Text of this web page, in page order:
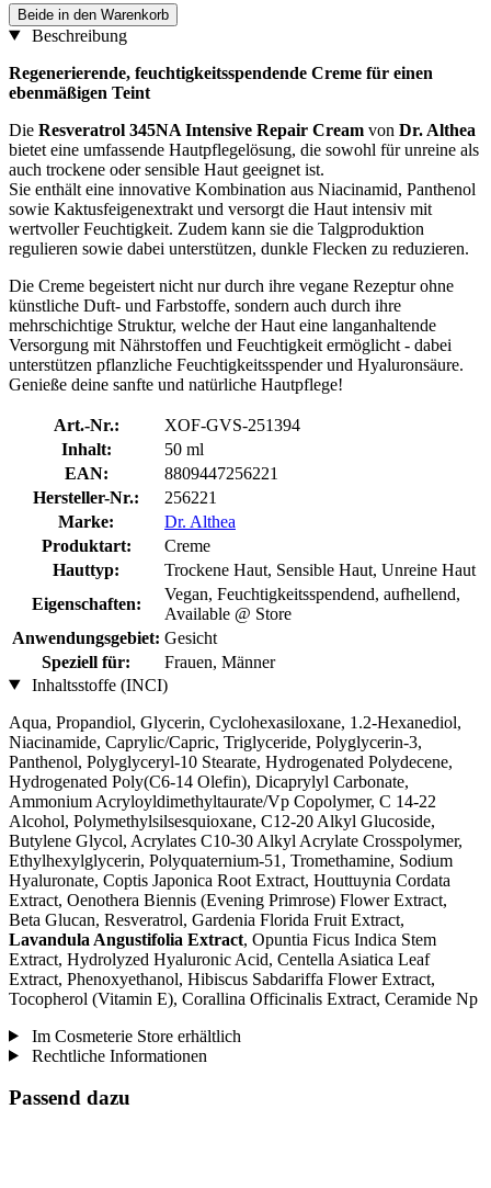
Beide in den Warenkorb
Beschreibung
Regenerierende, feuchtigkeitsspendende Creme für einen
ebenmäßigen Teint
Die Resveratrol 345NA Intensive Repair Cream von Dr. Althea
bietet eine umfassende Hautpflegelösung, die sowohl für unreine als
auch trockene oder sensible Haut geeignet ist.
Sie enthält eine innovative Kombination aus Niacinamid, Panthenol
sowie Kaktusfeigenextrakt und versorgt die Haut intensiv mit
wertvoller Feuchtigkeit. Zudem kann sie die Talgproduktion
regulieren sowie dabei unterstützen, dunkle Flecken zu reduzieren.
Die Creme begeistert nicht nur durch ihre vegane Rezeptur ohne
künstliche Duft- und Farbstoffe, sondern auch durch ihre
mehrschichtige Struktur, welche der Haut eine langanhaltende
Versorgung mit Nährstoffen und Feuchtigkeit ermöglicht - dabei
unterstützen pflanzliche Feuchtigkeitsspender und Hyaluronsäure.
Genieße deine sanfte und natürliche Hautpflege!
Art.-Nr.:
XOF-GVS-251394
Inhalt:
50 ml
EAN:
8809447256221
Hersteller-Nr.:
256221
Marke:
Dr. Althea
Produktart:
Creme
Hauttyp:
Trockene Haut, Sensible Haut, Unreine Haut
Eigenschaften:
Vegan, Feuchtigkeitsspendend, aufhellend,
Available @ Store
Anwendungsgebiet: Gesicht
Speziell für:
Frauen, Männer
Inhaltsstoffe (INCI)
Aqua, Propandiol, Glycerin, Cyclohexasiloxane, 1.2-Hexanediol,
Niacinamide, Caprylic/Capric, Triglyceride, Polyglycerin-3,
Panthenol, Polyglyceryl-10 Stearate, Hydrogenated Polydecene,
Hydrogenated Poly(C6-14 Olefin), Dicaprylyl Carbonate,
Ammonium Acryloyldimethyltaurate/Vp Copolymer, C 14-22
Alcohol, Polymethylsilsesquioxane, C12-20 Alkyl Glucoside,
Butylene Glycol, Acrylates C10-30 Alkyl Acrylate Crosspolymer,
Ethylhexylglycerin, Polyquaternium-51, Tromethamine, Sodium
Hyaluronate, Coptis Japonica Root Extract, Houttuynia Cordata
Extract, Oenothera Biennis (Evening Primrose) Flower Extract,
Beta Glucan, Resveratrol, Gardenia Florida Fruit Extract,
Lavandula Angustifolia Extract, Opuntia Ficus Indica Stem
Extract, Hydrolyzed Hyaluronic Acid, Centella Asiatica Leaf
Extract, Phenoxyethanol, Hibiscus Sabdariffa Flower Extract,
Tocopherol (Vitamin E), Corallina Officinalis Extract, Ceramide Np
Im Cosmeterie Store erhältlich
Rechtliche Informationen
Passend dazu